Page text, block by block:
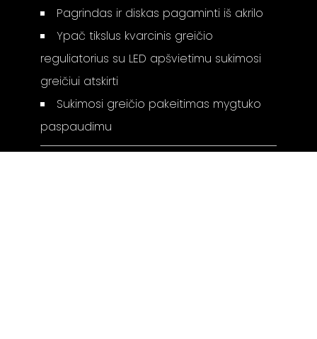
Pagrindas ir diskas pagaminti iš akrilo
Ypač tikslus kvarcinis greičio
reguliatorius su LED apšvietimu sukimosi
greičiui atskirti
Sukimosi greičio pakeitimas mygtuko
paspaudimu